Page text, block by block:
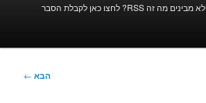
לא מבינים מה זה RSS? לחצו כאן לקבלת הסבר
הבא ←